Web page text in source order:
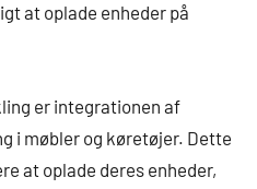
at oplade enheder på
er integrationen af
i møbler og køretøjer. Dette
at oplade deres enheder,